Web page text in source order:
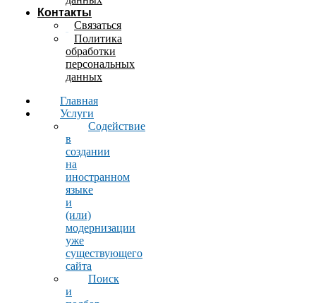
Контакты
Связаться
Политика
обработки
персональных
данных
Главная
Услуги
Содействие
в
создании
на
иностранном
языке
и
(или)
модернизации
уже
существующего
сайта
Поиск
и